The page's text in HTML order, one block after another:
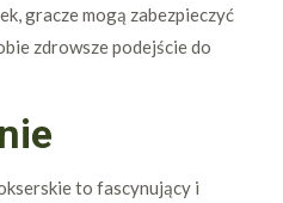
gracze mogą zabezpieczyć
zdrowsze podejście do
to fascynujący i